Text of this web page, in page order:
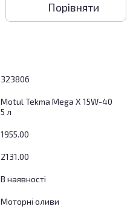
Порівняти
323806
Motul Tekma Mega X 15W-40
5 л
1955.00
2131.00
В наявності
Моторні оливи